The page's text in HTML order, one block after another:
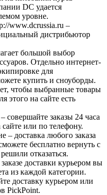
DC удается
уровне.
www.dcrussia.ru –
дистрибьютор
большой выбор
Отдельно интернет-
для
купить и сноуборды.
чтобы выбранные товары
этого на сайте есть
совершайте заказы 24 часа
или по телефону.
– доставка любого заказа
бесплатно вернуть с
отказаться.
доставки курьером вы
из каждой категории.
доставку курьером или
PickPoint.